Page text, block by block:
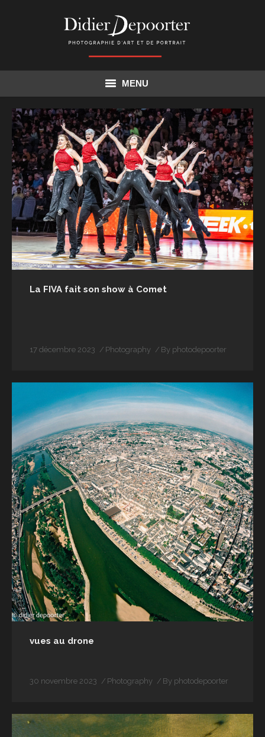
MENU
Accueil
Actualités
Corporate entreprise
Particulier
Mes travaux
Illustration
La FIVA fait son show à Comet
17 décembre 2023 Photography By photodepoorter
vues au drone
30 novembre 2023 Photography By photodepoorter